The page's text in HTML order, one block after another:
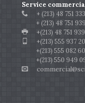
Service
+ (213) 48 751 333
+ (213) 48 751 939
+(213) 48 751 939
+(213) 555 937
+(213) 555 082
+(213) 550 949